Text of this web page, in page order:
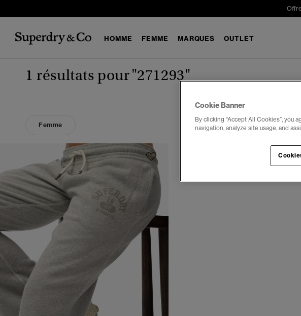
HOMME FEMME MARQUES OUTLET
1 résultats pour"271293"
Femme
Cookie Banner
By clicking “Accept All Cookies”, you
navigation, analyze site usage, and